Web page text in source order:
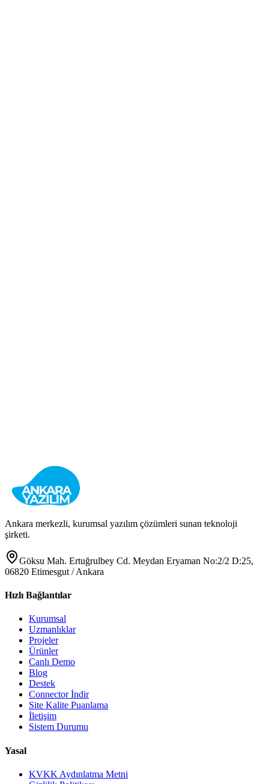
Ankara merkezli, kurumsal yazılım çözümleri sunan teknoloji
şirketi.
Göksu Mah. Ertuğrulbey Cd. Meydan Eryaman No:2/2 D:25,
06820 Etimesgut / Ankara
Hızlı Bağlantılar
Kurumsal
Uzmanlıklar
Projeler
Ürünler
Canlı Demo
Blog
Destek
Connector İndir
Site Kalite Puanlama
İletişim
Sistem Durumu
Yasal
KVKK Aydınlatma Metni